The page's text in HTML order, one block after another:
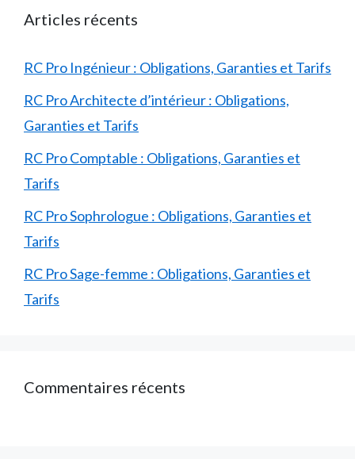
Articles récents
RC Pro Ingénieur : Obligations, Garanties et Tarifs
RC Pro Architecte d’intérieur : Obligations,
Garanties et Tarifs
RC Pro Comptable : Obligations, Garanties et
Tarifs
RC Pro Sophrologue : Obligations, Garanties et
Tarifs
RC Pro Sage-femme : Obligations, Garanties et
Tarifs
Commentaires récents